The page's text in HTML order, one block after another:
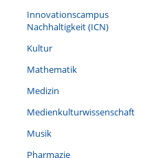
Innovationscampus
Nachhaltigkeit (ICN)
Kultur
Mathematik
Medizin
Medienkulturwissenschaft
Musik
Pharmazie